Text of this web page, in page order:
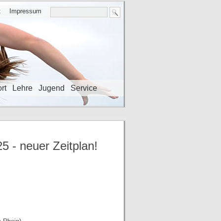
Impressum
Lehre Jugend Service
- neuer Zeitplan!